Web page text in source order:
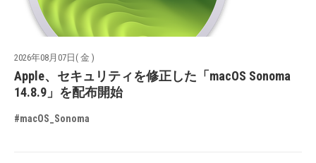
2026年08月07日( 金 )
Apple、セキュリティを修正した「macOS Sonoma
14.8.9」を配布開始
#macOS_Sonoma